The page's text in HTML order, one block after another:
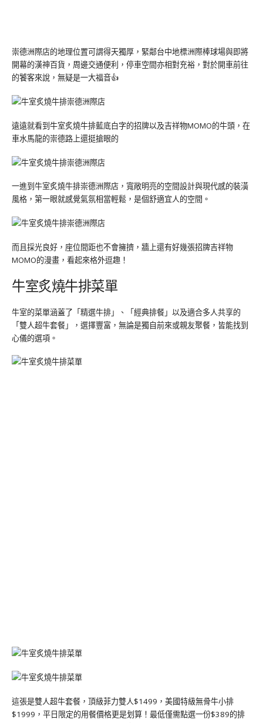
崇德洲際店的地理位置可謂得天獨厚，緊鄰台中地標洲際棒球場與即將
開幕的漢神百貨，周邊交通便利，停車空間亦相對充裕，對於開車前往
的饕客來說，無疑是一大福音👍
遠遠就看到牛室炙燒牛排藍底白字的招牌以及吉祥物MOMO的牛頭，在
車水馬龍的崇德路上還挺搶眼的
一進到牛室炙燒牛排崇德洲際店，寬敞明亮的空間設計與現代感的裝潢
風格，第一眼就感覺氣氛相當輕鬆，是個舒適宜人的空間。
而且採光良好，座位間距也不會擁擠，牆上還有好幾張招牌吉祥物
MOMO的漫畫，看起來格外逗趣！
牛室炙燒牛排菜單
牛室的菜單涵蓋了「精選牛排」、「經典排餐」以及適合多人共享的
「雙人超牛套餐」，選擇豐富，無論是獨自前來或親友聚餐，皆能找到
心儀的選項。
這張是雙人超牛套餐，頂級菲力雙人$1499，美國特級無骨牛小排
$1999，平日限定的用餐價格更是划算！最低僅需點選一份$389的排